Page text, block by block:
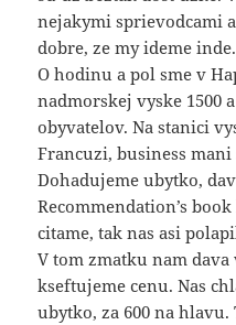
nejakymi sprievodcami
dobre, ze my ideme inde.
O hodinu a pol sme v
nadmorskej vyske 1500
obyvatelov. Na stanici
Francuzi, business
Dohadujeme ubytko,
Recommendation’s
citame, tak nas asi
V tom zmatku nam
kseftujeme cenu. Nas
ubytko, za 600 na